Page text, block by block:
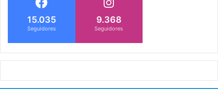
15.035
Seguidores
9.368
Seguidores